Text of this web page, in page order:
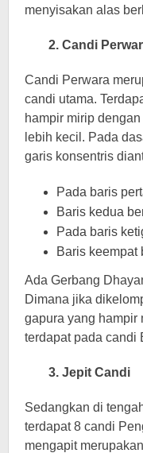
menyisakan alas
2. Candi
Candi Perwara
candi utama.
hampir mirip
lebih kecil. Pada
garis konsentris
Pada baris
Baris kedua
Pada baris
Baris keempat
Ada Gerbang
Dimana jika
gapura yang hampir
terdapat pada candi
3. Jepit Candi
Sedangkan di
terdapat 8 candi
mengapit